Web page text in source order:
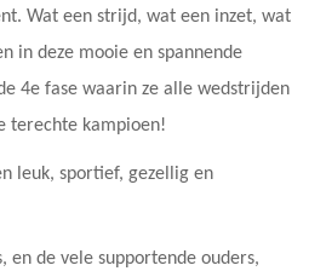
Wat een strijd, wat een inzet, wat
in deze mooie en spannende
4e fase waarin ze alle wedstrijden
terechte kampioen!
leuk, sportief, gezellig en
en de vele supportende ouders,